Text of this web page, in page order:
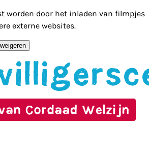
worden door het inladen van filmpjes
externe websites.